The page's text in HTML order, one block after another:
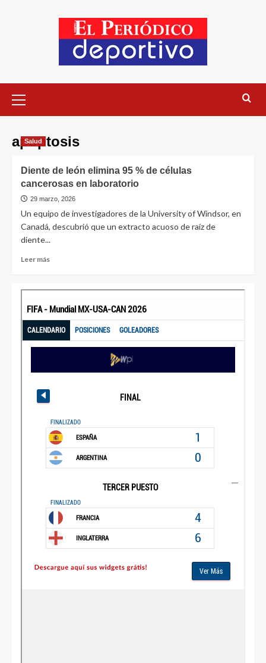
apoptosis
Salud
Diente de león elimina 95 % de células
cancerosas en laboratorio
29 marzo, 2026
Un equipo de investigadores de la University of Windsor, en
Canadá, descubrió que un extracto acuoso de raíz de
diente...
Leer más